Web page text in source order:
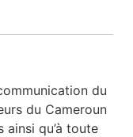
du
du Cameroun
ainsi qu’à toute